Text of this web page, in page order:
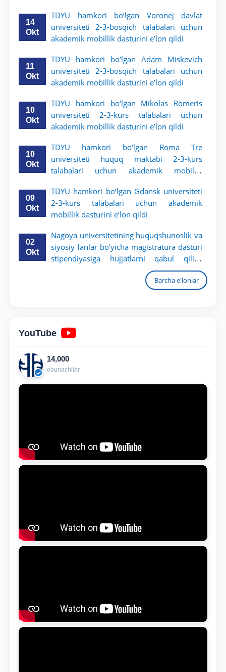
14
Okt
TDYU hamkori bo‘lgan Voronej davlat
universiteti 2-3-bosqich talabalari uchun
akademik mobillik dasturini e’lon qildi
11
Okt
TDYU hamkori bo‘lgan Adam Miskevich
universiteti 2-3-bosqich talabalari uchun
akademik mobillik dasturini e’lon qildi
10
Okt
TDYU hamkori bo‘lgan Mikolas Romeris
universiteti 2-3-kurs talabalari uchun
akademik mobillik dasturini e’lon qildi
10
Okt
TDYU hamkori bo‘lgan Roma Tre
universiteti huquq maktabi 2-3-kurs
talabalari uchun akademik mobillik
09
Okt
TDYU hamkori bo‘lgan Gdansk universiteti
2-3-kurs talabalari uchun akademik
mobillik dasturini e’lon qildi
02
Okt
Nagoya universitetining huquqshunoslik va
siyosiy fanlar boʻyicha magistratura dasturi
stipendiyasiga hujjatlarni qabul qilish
Barcha e'lonlar
YouTube
14,000
obunachilar